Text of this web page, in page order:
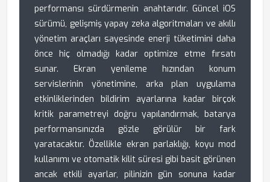
performansı sürdürmenin anahtarıdır. Güncel iOS
sürümü, gelişmiş yapay zeka algoritmaları ve akıllı
yönetim araçları sayesinde enerji tüketimini daha
önce hiç olmadığı kadar optimize etme fırsatı
sunar. Ekran yenileme hızından konum
servislerinin yönetimine, arka plan uygulama
etkinliklerinden bildirim ayarlarına kadar birçok
kritik parametreyi doğru yapılandırmak, batarya
performansınızda gözle görülür bir fark
yaratacaktır. Özellikle ekran parlaklığı, koyu mod
kullanımı ve otomatik kilit süresi gibi basit görünen
ancak etkili ayarlar, pilinizin gün sonuna kadar